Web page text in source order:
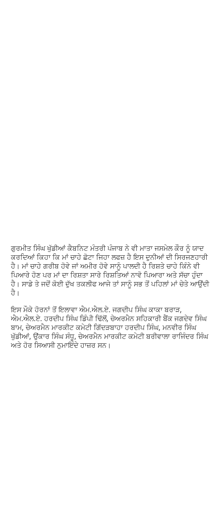
ਗੁਰਮੀਤ ਸਿੰਘ ਖੁੱਡੀਆਂ ਕੈਬਨਿਟ ਮੰਤਰੀ ਪੰਜਾਬ ਨੇ ਵੀ ਮਾਤਾ ਜਸਮੇਲ ਕੌਰ ਨੂੰ ਯਾਦ
ਕਰਦਿਆਂ ਕਿਹਾ ਕਿ ਮਾਂ ਚਾਹੇ ਛੋਟਾ ਜਿਹਾ ਲਫਜ਼ ਹੈ ਇਸ ਦੁਨੀਆਂ ਦੀ ਸਿਰਜਣਹਾਰੀ
ਹੈ। ਮਾਂ ਚਾਹੇ ਗਰੀਬ ਹੋਵੇ ਜਾਂ ਅਮੀਰ ਹੋਵੇ ਸਾਨੂੰ ਪਾਲਦੀ ਹੈ ਰਿਸ਼ਤੇ ਚਾਹੇ ਕਿੰਨੇ ਵੀ
ਪਿਆਰੇ ਹੋਣ ਪਰ ਮਾਂ ਦਾ ਰਿਸ਼ਤਾ ਸਾਰੇ ਰਿਸ਼ਤਿਆਂ ਨਾਵੋ ਪਿਆਰਾ ਅਤੇ ਸੱਚਾ ਹੁੰਦਾ
ਹੈ। ਸਾਡੇ ਤੇ ਜਦੋਂ ਕੋਈ ਦੁੱਖ ਤਕਲੀਫ ਆਜੇ ਤਾਂ ਸਾਨੂੰ ਸਭ ਤੋਂ ਪਹਿਲਾਂ ਮਾਂ ਚੇਤੇ ਆਉਂਦੀ
ਹੈ।
ਇਸ ਮੌਕੇ ਹੋਰਨਾਂ ਤੋਂ ਇਲਾਵਾ ਐਮ.ਐਲ.ਏ. ਜਗਦੀਪ ਸਿੰਘ ਕਾਕਾ ਬਰਾੜ,
ਐਮ.ਐਲ.ਏ. ਹਰਦੀਪ ਸਿੰਘ ਡਿੰਪੀ ਢਿੱਲੋਂ, ਚੇਅਰਮੈਨ ਸਹਿਕਾਰੀ ਬੈਂਕ ਜਗਦੇਵ ਸਿੰਘ
ਬਾਮ, ਚੇਅਰਮੈਨ ਮਾਰਕੀਟ ਕਮੇਟੀ ਗਿੱਦੜਬਾਹਾ ਹਰਦੀਪ ਸਿੰਘ, ਮਨਵੀਰ ਸਿੰਘ
ਖੁੱਡੀਆਂ, ਉਂਕਾਰ ਸਿੰਘ ਸੰਧੂ, ਚੇਅਰਮੈਨ ਮਾਰਕੀਟ ਕਮੇਟੀ ਬਰੀਵਾਲਾ ਰਾਜਿੰਦਰ ਸਿੰਘ
ਅਤੇ ਹੋਰ ਸਿਆਸੀ ਨੁਮਾਇੰਦੇ ਹਾਜ਼ਰ ਸਨ।